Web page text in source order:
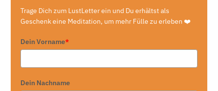
Trage Dich zum LustLetter ein und Du erhältst als
Geschenk eine Meditation, um mehr Fülle zu erleben ❤️
Dein Vorname*
Dein Nachname